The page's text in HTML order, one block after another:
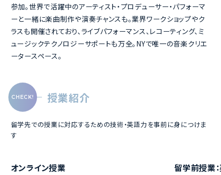
参加。世界で活躍中のアーティスト・プロデューサー・パフォーマ
ーと一緒に楽曲制作や演奏チャンスも。業界ワークショップやク
ラスも開催されており、ライブパフォーマンス、レコーティング、ミ
ュージックテクノロジーサポートも万全。NYで唯一の音楽クリエ
ータースペース。
授業紹介
留学先での授業に対応するための技術・英語力を事前に身につけま
す
オンライン授業 留学前授業